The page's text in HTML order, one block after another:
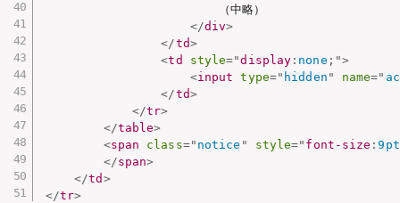
                        （中略）
</div>
</td>
<td style="display : none ; ">
<input type=" hidden " name="
</td>
</tr>
</table>
<span class=" notice " style=" font-size :9pt
</span>
</td >
</tr>